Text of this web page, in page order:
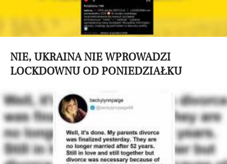
NIE, UKRAINA NIE WPROWADZI
LOCKDOWNU OD PONIEDZIAŁKU